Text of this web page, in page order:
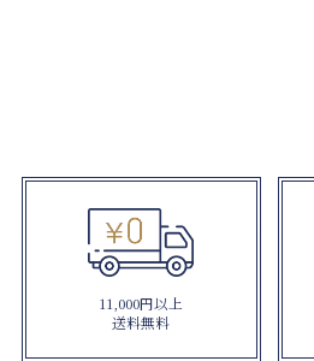
11,000円以上
送料無料